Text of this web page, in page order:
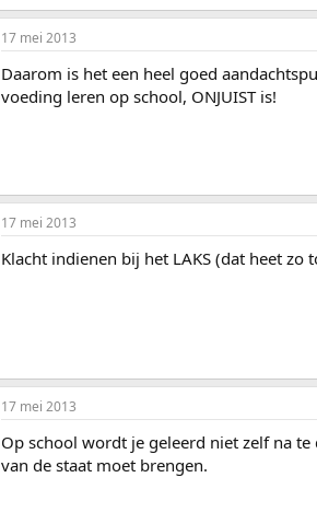
17 mei 2013
Daarom is het een heel goed
voeding leren op school, ONJUIST is!
17 mei 2013
Klacht indienen bij het LAKS (dat heet zo
17 mei 2013
Op school wordt je geleerd niet zelf na
van de staat moet brengen.